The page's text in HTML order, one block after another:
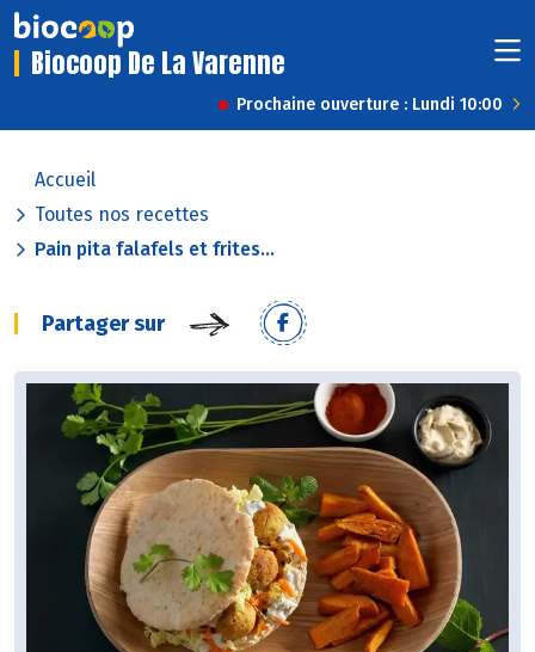
Biocoop De La Varenne
Prochaine ouverture : Lundi 10:00
Accueil
Toutes nos recettes
Pain pita falafels et frites...
Partager sur